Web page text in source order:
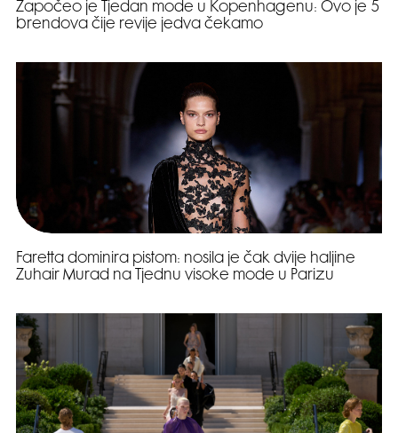
Započeo je Tjedan mode u Kopenhagenu: Ovo je 5
brendova čije revije jedva čekamo
Faretta dominira pistom: nosila je čak dvije haljine
Zuhair Murad na Tjednu visoke mode u Parizu